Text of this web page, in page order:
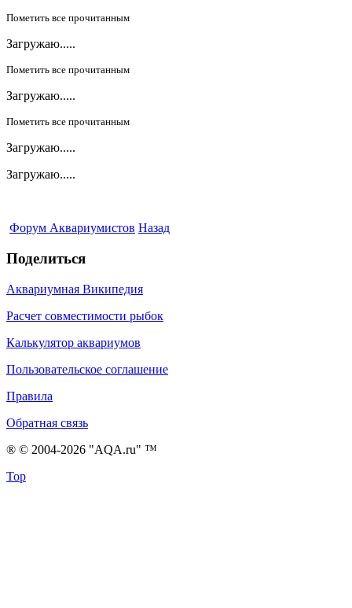
Пометить все прочитанным
Загружаю.....
Пометить все прочитанным
Загружаю.....
Пометить все прочитанным
Загружаю.....
Загружаю.....
Форум Аквариумистов Назад
Поделиться
Аквариумная Википедия
Расчет совместимости рыбок
Калькулятор аквариумов
Пользовательское соглашение
Правила
Обратная связь
® © 2004-2026 "AQA.ru" ™
Top